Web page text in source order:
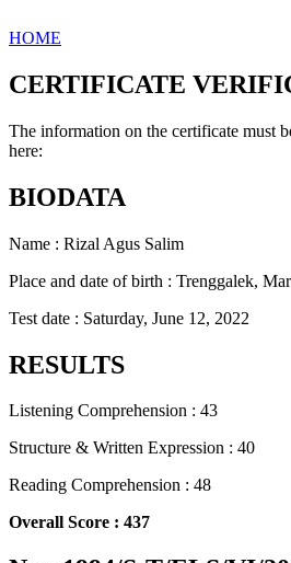
HOME
CERTIFICATE
The information on the certificate must
here:
BIODATA
Name : Rizal Agus Salim
Place and date of birth : Trenggalek,
Test date : Saturday, June 12, 2022
RESULTS
Listening Comprehension : 43
Structure & Written Expression : 40
Reading Comprehension : 48
Overall Score : 437